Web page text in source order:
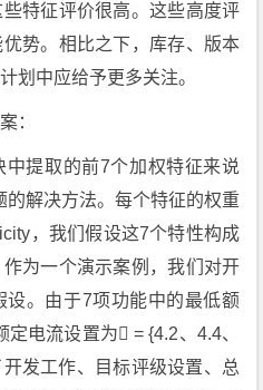
特征评价很高。这些高度评
势。相比之下，库存、版本
划中应给予更多关注。
：
提取的前7个加权特征来说
解决方法。每个特征的权重
，我们假设这7个特性构成
为一个演示案例，我们对开
。由于7项功能中的最低额
电流设置为 = {4.2、4.4、
发工作、目标评级设置、总